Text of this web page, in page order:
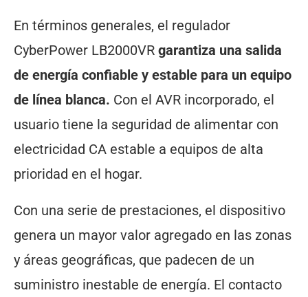
En términos generales, el regulador
CyberPower LB2000VR garantiza una salida
de energía confiable y estable para un equipo
de línea blanca. Con el AVR incorporado, el
usuario tiene la seguridad de alimentar con
electricidad CA estable a equipos de alta
prioridad en el hogar.
Con una serie de prestaciones, el dispositivo
genera un mayor valor agregado en las zonas
y áreas geográficas, que padecen de un
suministro inestable de energía. El contacto